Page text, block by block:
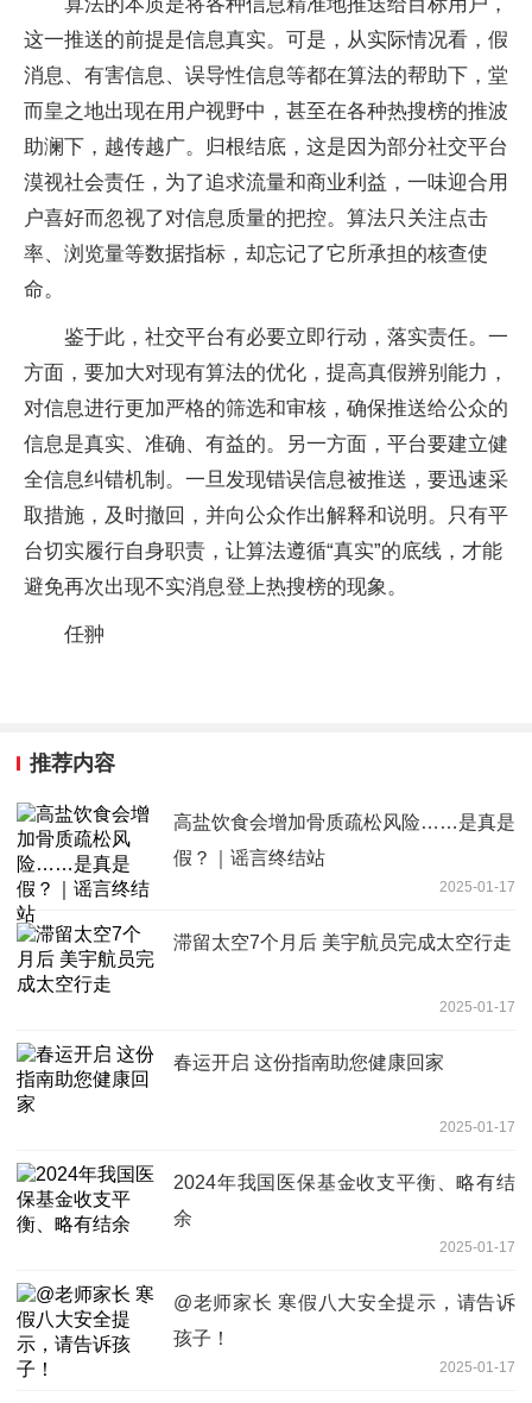
这一推送的前提是信息真实。可是，从实际情况看，假
消息、有害信息、误导性信息等都在算法的帮助下，堂
而皇之地出现在用户视野中，甚至在各种热搜榜的推波
助澜下，越传越广。归根结底，这是因为部分社交平台
漠视社会责任，为了追求流量和商业利益，一味迎合用
户喜好而忽视了对信息质量的把控。算法只关注点击
率、浏览量等数据指标，却忘记了它所承担的核查使
命。
鉴于此，社交平台有必要立即行动，落实责任。一
方面，要加大对现有算法的优化，提高真假辨别能力，
对信息进行更加严格的筛选和审核，确保推送给公众的
信息是真实、准确、有益的。另一方面，平台要建立健
全信息纠错机制。一旦发现错误信息被推送，要迅速采
取措施，及时撤回，并向公众作出解释和说明。只有平
台切实履行自身职责，让算法遵循“真实”的底线，才能
避免再次出现不实消息登上热搜榜的现象。
任翀
推荐内容
高盐饮食会增加骨质疏松风险……是真是
假？｜谣言终结站
2025-01-17
滞留太空7个月后 美宇航员完成太空行走
2025-01-17
春运开启 这份指南助您健康回家
2025-01-17
2024年我国医保基金收支平衡、略有结
余
2025-01-17
@老师家长 寒假八大安全提示，请告诉
孩子！
2025-01-17